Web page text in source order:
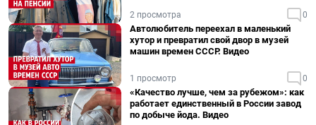
2 просмотра 0
Автолюбитель переехал в маленький
хутор и превратил свой двор в музей
машин времен СССР. Видео
1 просмотр 0
«Качество лучше, чем за рубежом»: как
работает единственный в России завод
по добыче йода. Видео